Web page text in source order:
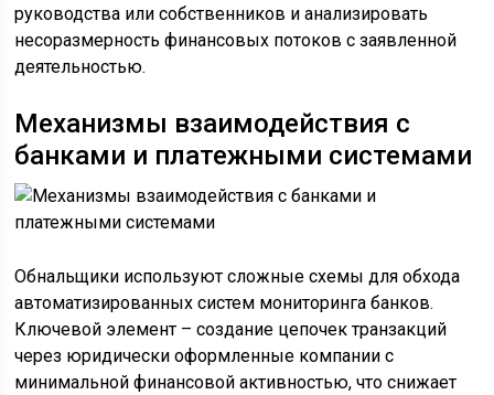
руководства или собственников и анализировать
несоразмерность финансовых потоков с заявленной
деятельностью.
Механизмы взаимодействия с
банками и платежными системами
Обнальщики используют сложные схемы для обхода
автоматизированных систем мониторинга банков.
Ключевой элемент – создание цепочек транзакций
через юридически оформленные компании с
минимальной финансовой активностью, что снижает